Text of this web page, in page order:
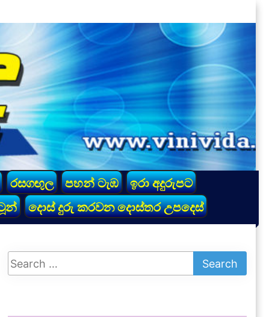
රසගඟුල පහන් ටැඹ
ඉරා අදුරුපට
දොස් දුරු කරවන දොස්තර උපදෙස්